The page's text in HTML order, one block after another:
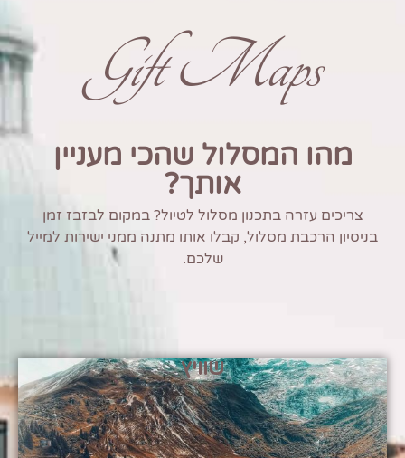
Gift Maps
מהו המסלול שהכי מעניין
אותך?
צריכים עזרה בתכנון מסלול לטיול? במקום לבזבז זמן
בניסיון הרכבת מסלול, קבלו אותו מתנה ממני ישירות למייל
שלכם.
שוויץ